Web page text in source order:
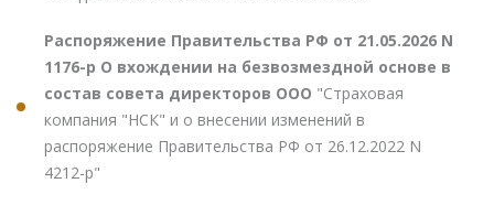
Распоряжение Правительства РФ от 21.05.2026 N
1176-р О вхождении на безвозмездной основе в
состав совета директоров ООО "Страховая
компания "НСК" и о внесении изменений в
распоряжение Правительства РФ от 26.12.2022 N
4212-р"